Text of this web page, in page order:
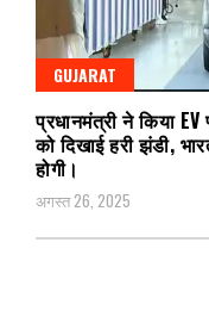
GUJARAT
प्रधानमंत्री ने किया
को दिखाई हरी झंडी,
होगी।
अगस्त 26, 2025